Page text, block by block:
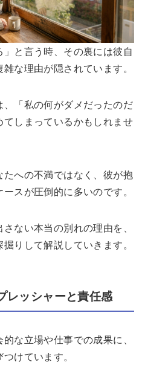
と言う時、その裏には彼自
な理由が隠されています。
「私の何がダメだったのだ
しまっているかもしれませ
への不満ではなく、彼が抱
スが圧倒的に多いのです。
ない本当の別れの理由を、
りして解説していきます。
レッシャーと責任感
な立場や仕事での成果に、
けています。